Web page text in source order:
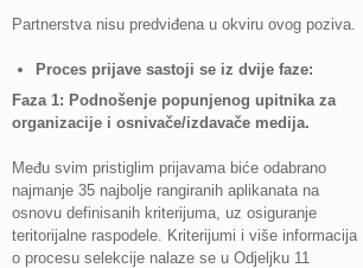
Partnerstva nisu predviđena u okviru ovog poziva.
Proces prijave sastoji se iz dvije faze:
Faza 1: Podnošenje popunjenog upitnika za
organizacije i osnivače/izdavače medija.
Među svim pristiglim prijavama biće odabrano
najmanje 35 najbolje rangiranih aplikanata na
osnovu definisanih kriterijuma, uz osiguranje
teritorijalne raspodele. Kriterijumi i više informacija
o procesu selekcije nalaze se u Odjeljku 11